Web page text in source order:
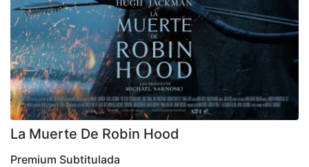
La Muerte De Robin Hood
Premium Subtitulada